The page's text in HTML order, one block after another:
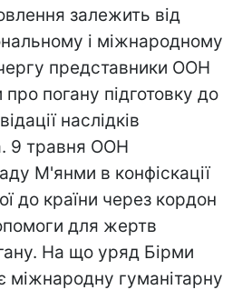
залежить від
і міжнародному
представники ООН
погану підготовку до
наслідків
9 травня ООН
М'янми в конфіскації
до країни через кордон
для жертв
На що уряд Бірми
міжнародну гуманітарну